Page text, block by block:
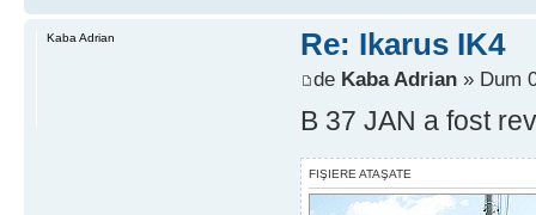
Re: Ikarus IK4
de Kaba Adrian» Dum
B 37 JAN a fost
FIŞIERE ATAŞATE
Kaba Adrian